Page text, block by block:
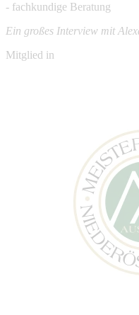
- fachkundige Beratung
Ein großes Interview mit
Mitglied in